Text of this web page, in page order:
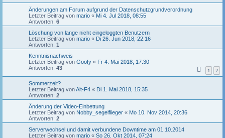
Änderungen am Forum aufgrund der Datenschutzgrundverordnung
Letzter Beitrag von mario « Mi 4. Jul 2018, 08:55
Antworten: 6
Löschung von lange nicht eingeloggten Benutzern
Letzter Beitrag von mario « Di 26. Jun 2018, 22:16
Antworten: 1
Kenntnisnachweis
Letzter Beitrag von Goofy « Fr 4. Mai 2018, 17:30
Antworten: 43 1 2
Sommerzeit?
Letzter Beitrag vonAlt-F4 « Di 1. Mai 2018, 15:35
Antworten: 2
Änderung der Video-Einbettung
Letzter Beitrag von Nobby_segelflieger « Mo 10. Nov 2014, 20:36
Antworten: 2
Serverwechsel und damit verbundene Downtime am 01.10.2014
Letzter Beitrag von mario « So 26. Okt 2014, 07:24